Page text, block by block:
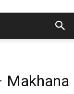
Makhana